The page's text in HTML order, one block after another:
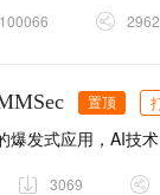
100066 2962
置顶
3069